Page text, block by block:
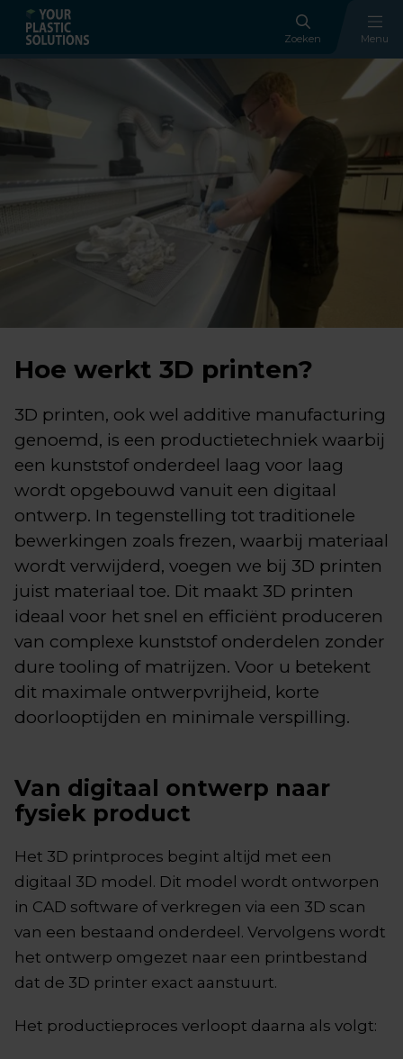
Zoeken Menu
Hoe werkt 3D printen?
3D printen, ook wel additive manufacturing
genoemd, is een productietechniek waarbij
een kunststof onderdeel laag voor laag
wordt opgebouwd vanuit een digitaal
ontwerp. In tegenstelling tot traditionele
bewerkingen zoals frezen, waarbij materiaal
wordt verwijderd, voegen we bij 3D printen
juist materiaal toe. Dit maakt 3D printen
ideaal voor het snel en efficiënt produceren
van complexe kunststof onderdelen zonder
dure tooling of matrijzen. Voor u betekent
dit maximale ontwerpvrijheid, korte
doorlooptijden en minimale verspilling.
Van digitaal ontwerp naar
fysiek product
Het 3D printproces begint altijd met een
digitaal 3D model. Dit model wordt ontworpen
in CAD software of verkregen via een 3D scan
van een bestaand onderdeel. Vervolgens wordt
het ontwerp omgezet naar een printbestand
dat de 3D printer exact aanstuurt.
Het productieproces verloopt daarna als volgt: